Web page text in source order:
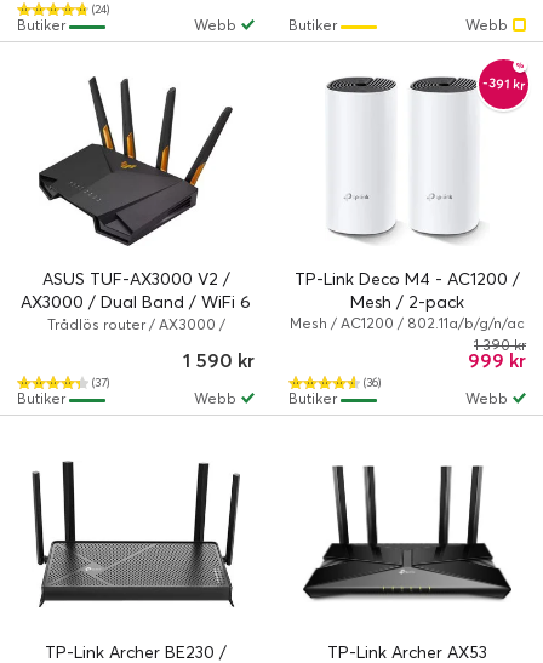
(24)
Webb
Butiker Webb
Butiker
ASUS TUF-AX3000 V2 /
AX3000 / Dual Band / WiFi 6
Gaming Router
Trådlös router / AX3000 /
(37)
1 590 kr
Webb
Butiker
-391 kr
TP-Link Deco M4 - AC1200 /
Mesh / 2-pack
Mesh / AC1200 / 802.11a/b/g/n/ac
(36)
999 kr
1 390 kr
Webb
Butiker
TP-Link Archer BE230 /
TP-Link Archer AX53